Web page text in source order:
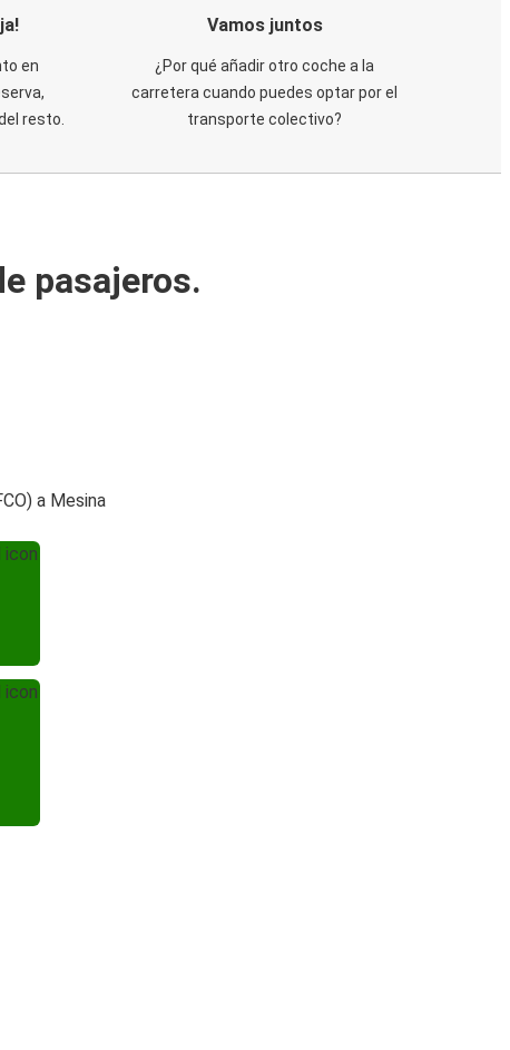
en
resto.
Vamos juntos
¿Por qué añadir otro coche a la
carretera cuando puedes optar por el
transporte colectivo?
pasajeros.
a Mesina